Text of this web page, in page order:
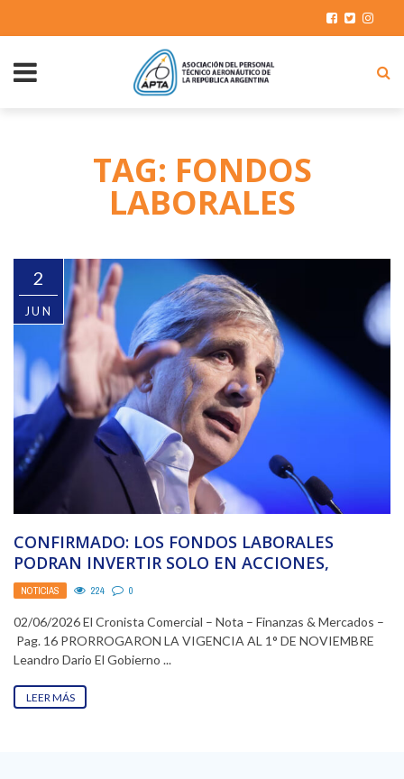
TAG: FONDOS
LABORALES
2
JUN
CONFIRMADO: LOS FONDOS LABORALES
PODRAN INVERTIR SOLO EN ACCIONES,
BONOS Y ON LOCALES
NOTICIAS 224 0
02/06/2026 El Cronista Comercial – Nota – Finanzas & Mercados –
Pag. 16 PRORROGARON LA VIGENCIA AL 1° DE NOVIEMBRE
Leandro Dario El Gobierno ...
LEER MÁS